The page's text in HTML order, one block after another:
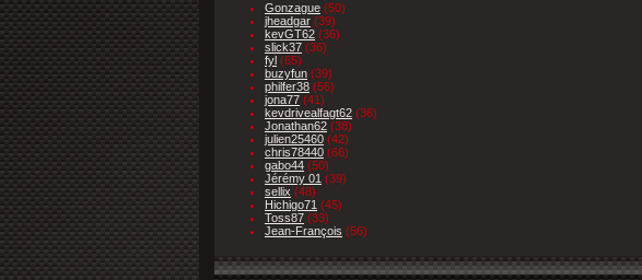
Gonzague (50)
jheadgar (39)
kevGT62 (36)
slick37 (36)
fyl (65)
buzyfun (39)
philfer38 (56)
jona77 (41)
kevdrivealfagt62 (36)
Jonathan62 (38)
julien25460 (42)
chris78440 (66)
gabo44 (50)
Jérémy 01 (39)
sellix (48)
Hichigo71 (45)
Toss87 (33)
Jean-François (56)